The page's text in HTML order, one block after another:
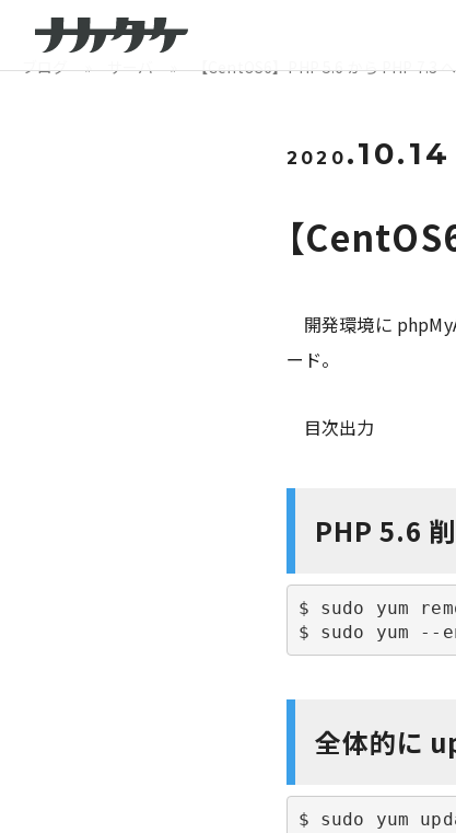
ブログ»サーバ» 【CentOS6】PHP 5.6 から PHP 7.3
2020 .10.14
【
開発環境に
ード。
目次出力
PHP 5.6
$ sudo yum
$ sudo yum --
全体的に
$ sudo yum